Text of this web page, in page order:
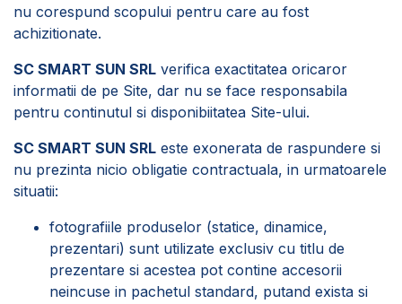
nu corespund scopului pentru care au fost
achizitionate.
SC SMART SUN SRL verifica exactitatea oricaror
informatii de pe Site, dar nu se face responsabila
pentru continutul si disponibiitatea Site-ului.
SC SMART SUN SRL este exonerata de raspundere si
nu prezinta nicio obligatie contractuala, in urmatoarele
situatii:
fotografiile produselor (statice, dinamice,
prezentari) sunt utilizate exclusiv cu titlu de
prezentare si acestea pot contine accesorii
neincuse in pachetul standard, putand exista si